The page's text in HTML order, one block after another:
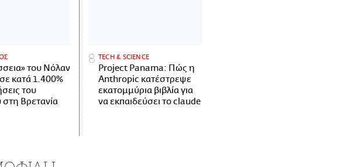
του Νόλαν
κατά 1.400%
του
Βρετανία
ΤECH & SCIENCE
Project Panama: Πώς η
Anthropic κατέστρεψε
εκατομμύρια βιβλία για
να εκπαιδεύσει το claude